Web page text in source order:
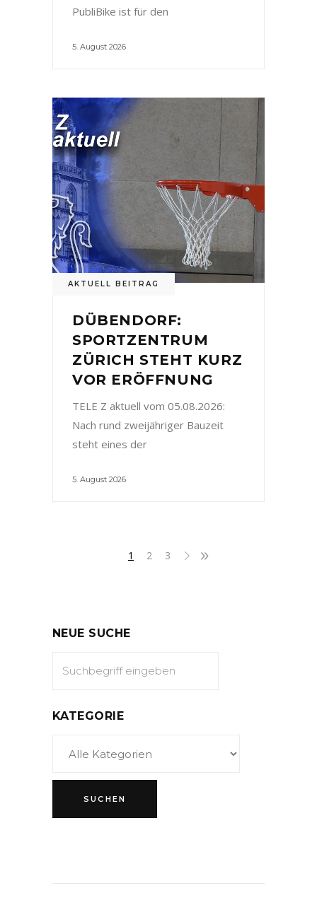
PubliBike ist für den
5. August 2026
AKTUELL BEITRAG
DÜBENDORF:
SPORTZENTRUM
ZÜRICH STEHT KURZ
VOR ERÖFFNUNG
TELE Z aktuell vom 05.08.2026:
Nach rund zweijähriger Bauzeit
steht eines der
5. August 2026
1 2 3
NEUE SUCHE
KATEGORIE